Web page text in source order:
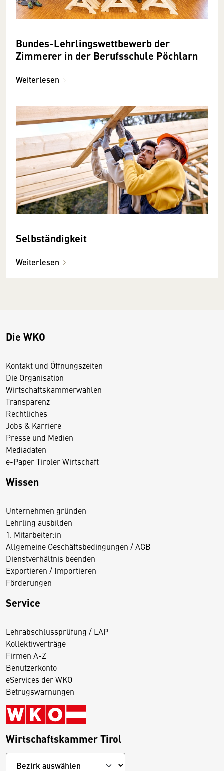
Bundes-Lehrlingswettbewerb der
Zimmerer in der Berufsschule Pöchlarn
Weiterlesen
Selbständigkeit
Weiterlesen
Die WKO
Kontakt und Öffnungszeiten
Die Organisation
Wirtschaftskammerwahlen
Transparenz
Rechtliches
Jobs & Karriere
Presse und Medien
Mediadaten
e-Paper Tiroler Wirtschaft
Wissen
Unternehmen gründen
Lehrling ausbilden
1. Mitarbeiter:in
Allgemeine Geschäftsbedingungen / AGB
Dienstverhältnis beenden
Exportieren / Importieren
Förderungen
Service
Lehrabschlussprüfung / LAP
Kollektivverträge
Firmen A-Z
Benutzerkonto
eServices der WKO
Betrugswarnungen
Wirtschaftskammer Tirol